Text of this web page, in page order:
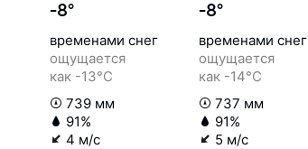
-8°
временами снег
ощущается
как -13°C
739 мм
91%
4 м/с
-8°
временами снег
ощущается
как -14°C
737 мм
91%
5 м/с